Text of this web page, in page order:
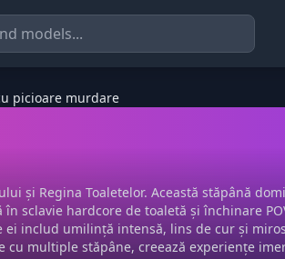
picioare murdare
și Regina Toaletelor. Această stăpână
sclavie hardcore de toaletă și închinare
includ umilință intensă, lins de cur și
cu multiple stăpâne, creează experiențe